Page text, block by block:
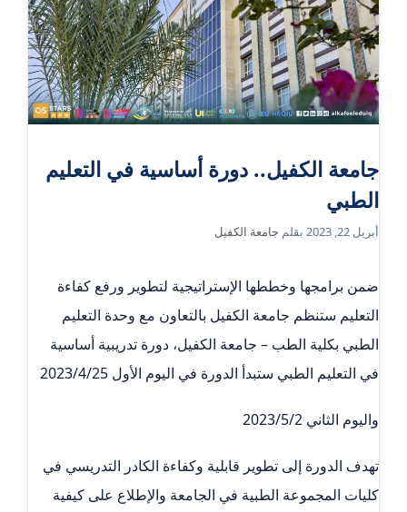
جامعة الكفيل.. دورة أساسية في التعليم
الطبي
أبريل 22, 2023 بقلم جامعة الكفيل
ضمن برامجها وخططها الإستراتيجية لتطوير ورفع كفاءة
التعليم ستنظم جامعة الكفيل بالتعاون مع وحدة التعليم
الطبي بكلية الطب – جامعة الكفيل، دورة تدريبية أساسية
في التعليم الطبي ستبدأ الدورة في اليوم الأول 2023/4/25
واليوم الثاني 2023/5/2
تهدف الدورة إلى تطوير قابلية وكفاءة الكادر التدريسي في
كليات المجموعة الطبية في الجامعة والإطلاع على كيفية